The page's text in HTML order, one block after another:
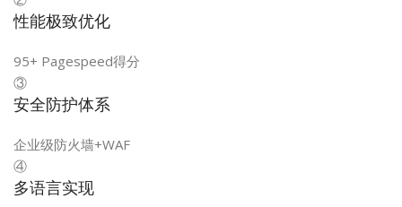
性能极致优化
95+ Pagespeed得分
③
安全防护体系
企业级防火墙+WAF
④
多语言实现